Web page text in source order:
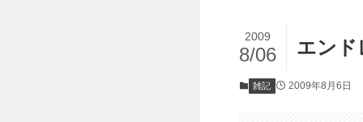
エンド
2009
8/06
雑記 2009年8月6日